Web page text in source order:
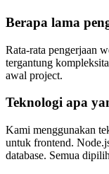
Berapa lama
Rata-rata pengerjaan
tergantung
awal project.
Teknologi apa
Kami menggunakan
untuk frontend.
database. Semua